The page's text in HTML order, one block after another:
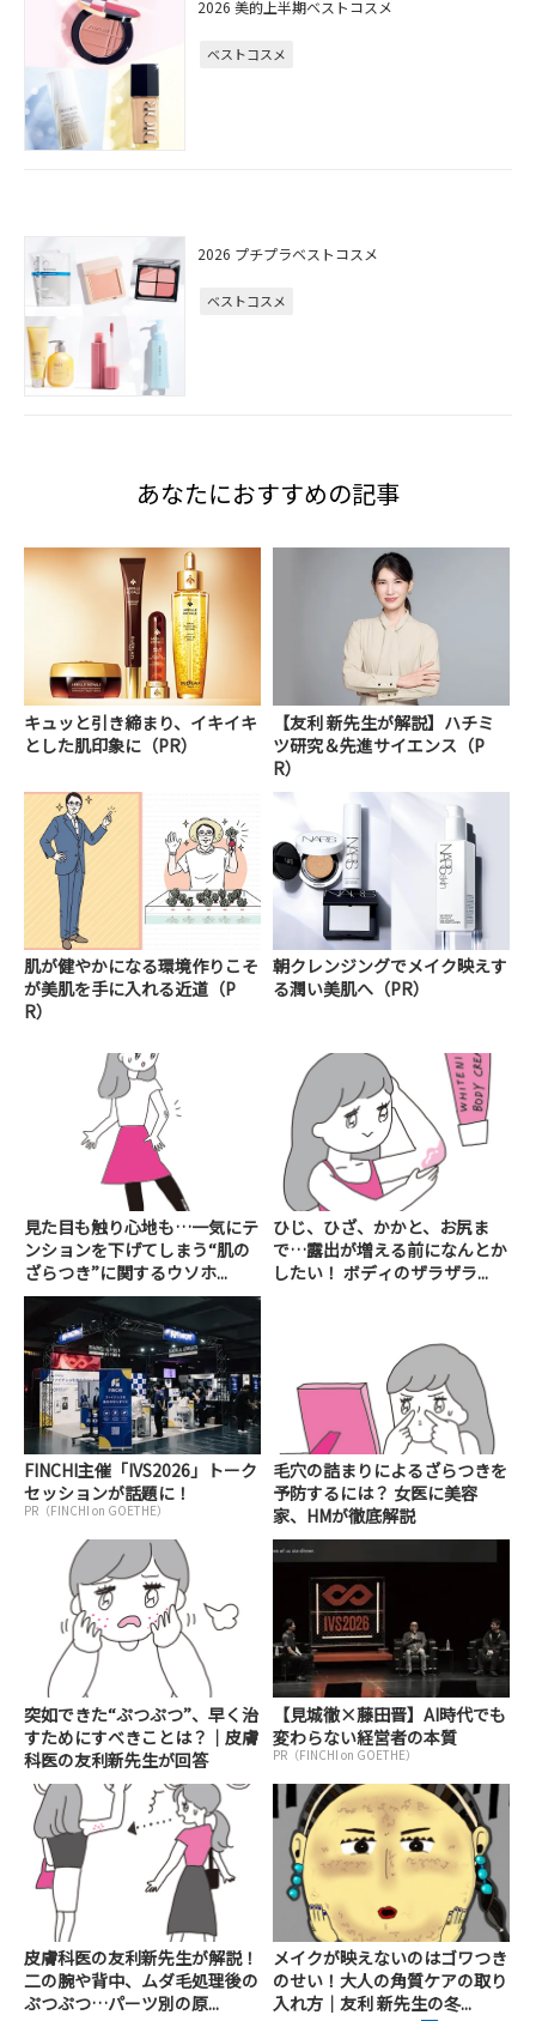
2026 美的上半期ベストコスメ
ベストコスメ
2026 プチプラベストコスメ
ベストコスメ
あなたにおすすめの記事
キュッと引き締まり、イキイキ
とした肌印象に（PR）
【友利 新先生が解説】ハチミ
ツ研究＆先進サイエンス（P
R）
肌が健やかになる環境作りこそ
が美肌を手に入れる近道（P
R）
朝クレンジングでメイク映えす
る潤い美肌へ（PR）
見た目も触り心地も…一気にテ
ンションを下げてしまう“肌の
ざらつき”に関するウソホ...
ひじ、ひざ、かかと、お尻ま
で…露出が増える前になんとか
したい！ ボディのザラザラ...
FINCHI主催「IVS2026」トーク
セッションが話題に！
PR（FINCHI on GOETHE）
毛穴の詰まりによるざらつきを
予防するには？ 女医に美容
家、HMが徹底解説
突如できた“ぷつぷつ”、早く治
すためにすべきことは？｜皮膚
科医の友利新先生が回答
【見城徹×藤田晋】AI時代でも
変わらない経営者の本質
PR（FINCHI on GOETHE）
皮膚科医の友利新先生が解説！
二の腕や背中、ムダ毛処理後の
ぷつぷつ…パーツ別の原...
メイクが映えないのはゴワつき
のせい！大人の角質ケアの取り
入れ方｜友利 新先生の冬...